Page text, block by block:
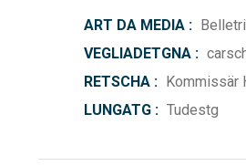
ART DA MEDIA :
VEGLIADETGNA :
RETSCHA : Kommissär
LUNGATG : Tudestg